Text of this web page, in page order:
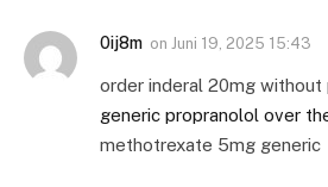
0ij8m on Juni 19, 2025 15:43
order inderal 20mg without
generic propranolol over
methotrexate 5mg generic